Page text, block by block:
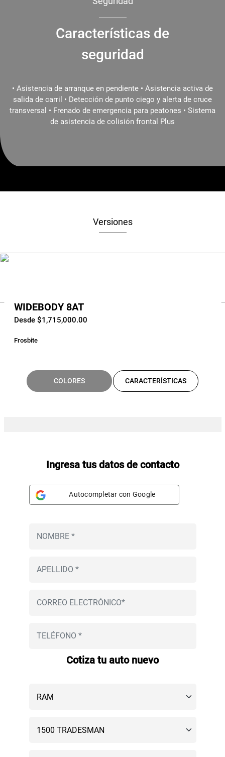
Características de
seguridad
• Asistencia de arranque en pendiente • Asistencia activa de
salida de carril • Detección de punto ciego y alerta de cruce
transversal • Frenado de emergencia para peatones • Sistema
de asistencia de colisión frontal Plus
Versiones
WIDEBODY 8AT
Desde $1,715,000.00
Frosbite
COLORES CARACTERÍSTICAS
Ingresa tus datos de contacto
Autocompletar con Google
Cotiza tu auto nuevo